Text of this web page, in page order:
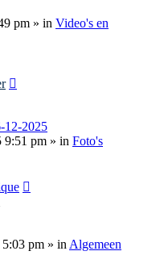
pm » in Video's en
12-2025
9:51 pm » in Foto's
5:03 pm » in Algemeen